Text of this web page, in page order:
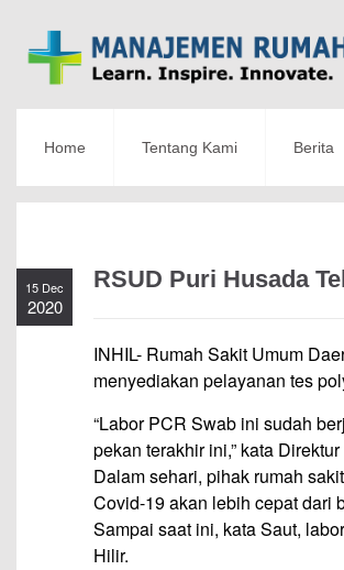
Home Tentang Kami Berita
15 Dec
2020
RSUD Puri Husada
INHIL- Rumah Sakit Umum
menyediakan pelayanan tes
“Labor PCR Swab ini sudah
pekan terakhir ini,” kata
Dalam sehari, pihak rumah
Covid-19 akan lebih cepat dari
Sampai saat ini, kata Saut,
Hilir.